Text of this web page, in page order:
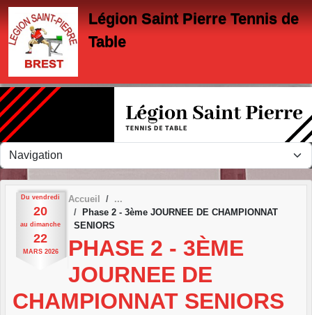
Légion Saint Pierre Tennis de
Table
Du vendredi
20
au dimanche
22
MARS 2026
Accueil
Phase 2 - 3ème JOURNEE DE CHAMPIONNAT
SENIORS
PHASE 2 - 3ÈME
JOURNEE DE
CHAMPIONNAT SENIORS
Panneau de gestion des cookies